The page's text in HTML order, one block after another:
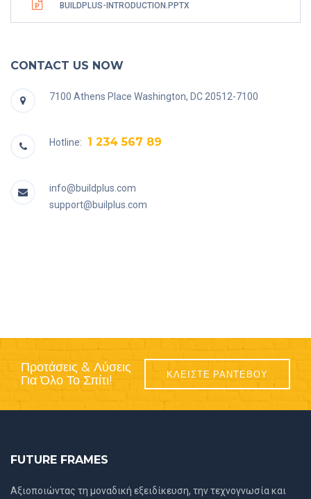
BUILDPLUS-INTRODUCTION.PPTX
CONTACT US NOW
7100 Athens Place Washington, DC 20512-7100
Hotline: 1 234 567 89
info@buildplus.com
support@builplus.com
Προτάσεις & Λύσεις
Για Όλο Το Σπίτι!
ΚΛΕΙΣΤΕ ΡΑΝΤΕΒΟΥ
FUTURE FRAMES
Αξιοποιώντας τη μοναδική εξειδίκευση, την τεχνογνωσία και